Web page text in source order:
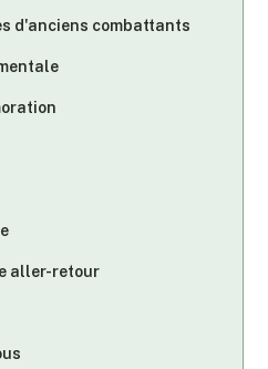
d'anciens combattants
aller-retour